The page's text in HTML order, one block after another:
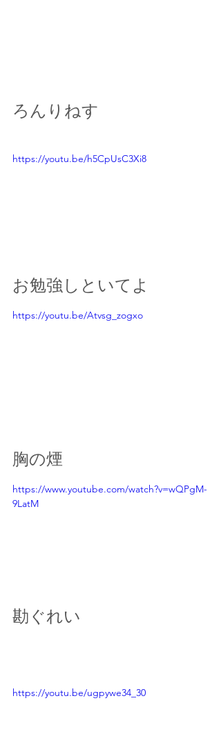
ろんりねす
https://youtu.be/h5CpUsC3Xi8
お勉強しといてよ
https://youtu.be/Atvsg_zogxo
胸の煙
https://www.youtube.com/watch?v=wQPgM-
9LatM
勘ぐれい
https://youtu.be/ugpywe34_30